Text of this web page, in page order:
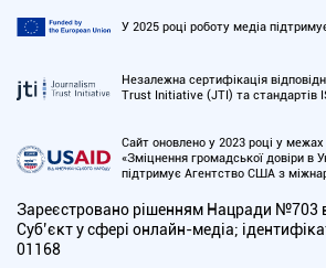
У 2025 році роботу медіа
Незалежна сертифікація
Trust Initiative (JTI) та стандартів
Сайт оновлено у 2023 році у межах
«Зміцнення громадської довіри в
підтримує Агентство США з
Зареєстровано рішенням Нацради №703
Cуб’єкт у сфері онлайн-медіа;
01168